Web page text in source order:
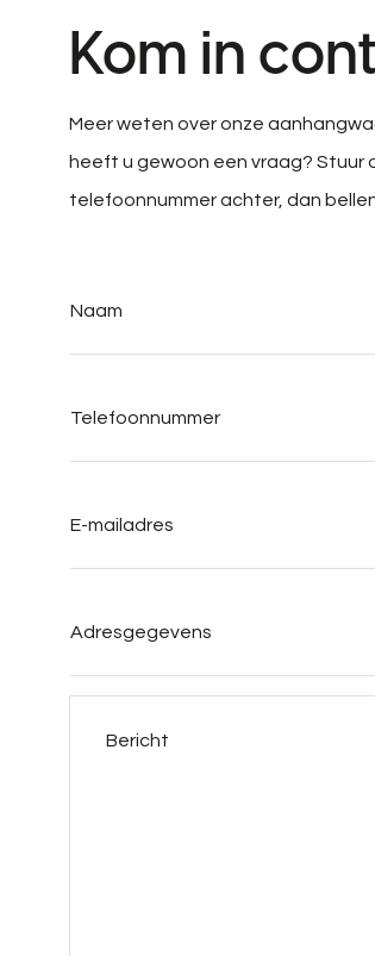
Kom in
Meer weten over onze
heeft u gewoon een vraag? Stuur
telefoonnummer achter, dan